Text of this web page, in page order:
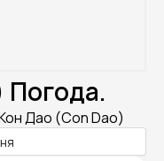
Погода.
Дао (Con Dao)